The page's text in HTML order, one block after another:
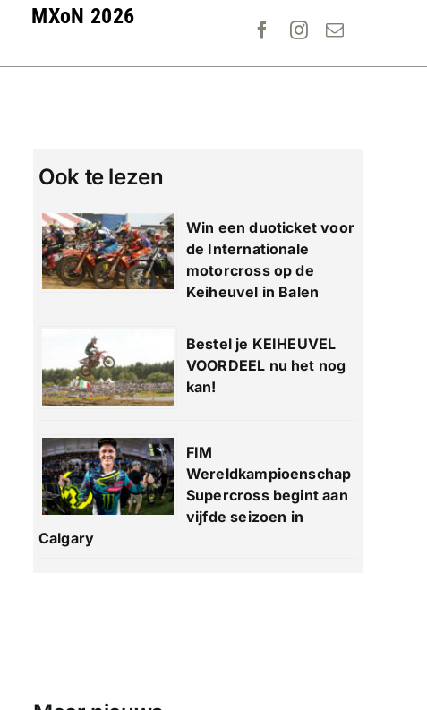
MXoN 2026
Ook te lezen
Win een duoticket voor
de Internationale
motorcross op de
Keiheuvel in Balen
Bestel je KEIHEUVEL
VOORDEEL nu het nog
kan!
FIM
Wereldkampioenschap
Supercross begint aan
vijfde seizoen in
Calgary